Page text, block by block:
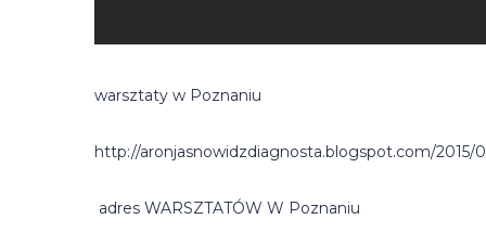
warsztaty w Poznaniu
http://aronjasnowidzdiagnosta.blogspot.com/
adres WARSZTATÓW W Poznaniu